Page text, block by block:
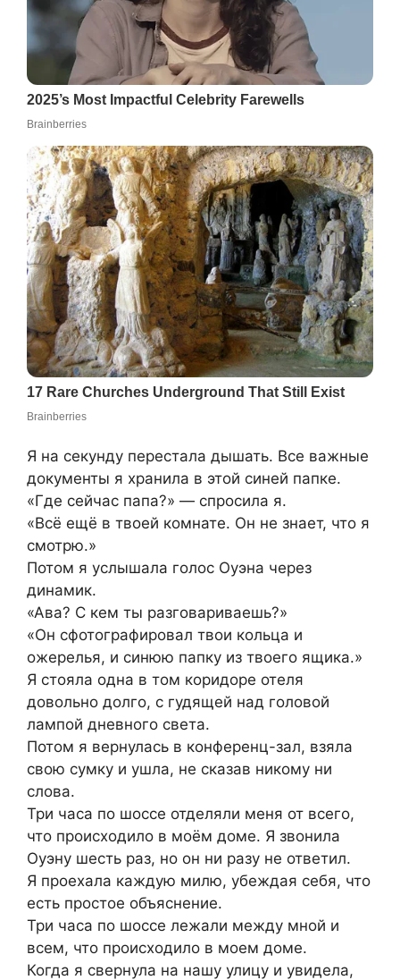
Я на секунду перестала дышать. Все важные
документы я хранила в этой синей папке.
«Где сейчас папа?» — спросила я.
«Всё ещё в твоей комнате. Он не знает, что я
смотрю.»
Потом я услышала голос Оуэна через
динамик.
«Ава? С кем ты разговариваешь?»
«Он сфотографировал твои кольца и
ожерелья, и синюю папку из твоего ящика.»
Я стояла одна в том коридоре отеля
довольно долго, с гудящей над головой
лампой дневного света.
Потом я вернулась в конференц-зал, взяла
свою сумку и ушла, не сказав никому ни
слова.
Три часа по шоссе отделяли меня от всего,
что происходило в моём доме. Я звонила
Оуэну шесть раз, но он ни разу не ответил.
Я проехала каждую милю, убеждая себя, что
есть простое объяснение.
Три часа по шоссе лежали между мной и
всем, что происходило в моем доме.
Когда я свернула на нашу улицу и увидела,